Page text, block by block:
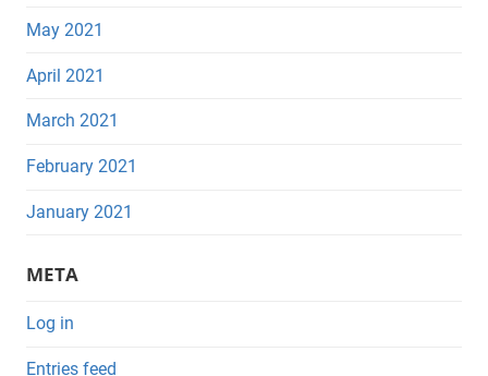
May 2021
April 2021
March 2021
February 2021
January 2021
META
Log in
Entries feed